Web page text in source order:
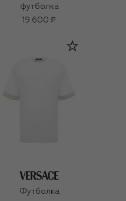
футболка
19 600 ₽
Футболка